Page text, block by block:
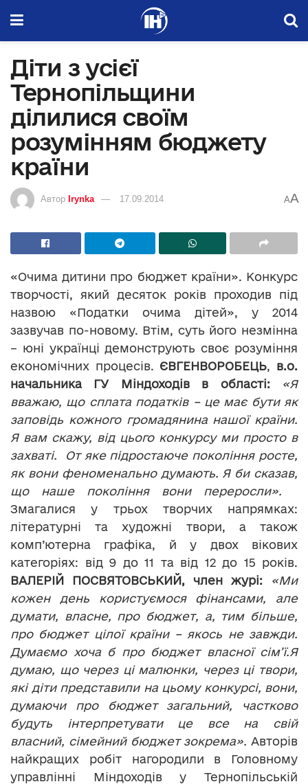
Діти з усієї
Тернопільщини
ділилися своїм
розумінням бюджету
країни
Автор Irynka 17.09.2014 AA
«Очима дитини про бюджет країни». Конкурс
творчості, який десяток років проходив під
назвою «Податки очима дітей», у 2014
зазвучав по-новому. Втім, суть його незмінна
– юні українці демонструють своє розуміння
економічних процесів. ЄВГЕНВОРОБЕЦЬ, в.о.
начальника ГУ Міндоходів в області:
«Я
вважаю, що сплата податків – це має бути як
заповідь кожного громадянина нашої країни.
Я вам скажу, від цього конкурсу ми просто в
захваті. От яке підростаюче покоління росте,
як вони феноменально думають. Я би сказав,
що наше покоління вони переросли».
Змагалися у трьох творчих напрямках:
літературні та художні твори, а також
комп’ютерна графіка, й у двох вікових
категоріях: від 9 до 11 та від 12 до 15 років.
ВАЛЕРІЙ ПОСВЯТОВСЬКИЙ, член журі:
«Ми
кожен день користуємося фінансами, але
думати, власне, про бюджет, а, тим більше,
про бюджет цілої країни – якось не завжди.
Думаємо хоча б про бюджет власної сім’ї.Я
думаю, що через ці малюнки, через ці твори,
які діти представили на цьому конкурсі, вони,
думаючи про бюджет загальний, частково
будуть інтерпретувати це все на свій
власний, сімейний бюджет зокрема». Авторів
найкращих робіт нагородили в Головному
управлінні Міндоходів у Тернопільській